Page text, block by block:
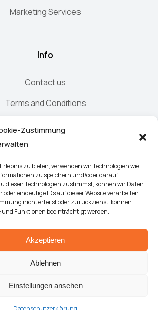
Zustimmung
zu bieten, verwenden wir Technologien wie
zu speichern und/oder darauf
diesen Technologien zustimmst, können wir Daten
eindeutige IDs auf dieser Website verarbeiten.
nicht erteilst oder zurückziehst, können
Funktionen beeinträchtigt werden.
Akzeptieren
Ablehnen
Einstellungen ansehen
Marketing Services
Info
Contact us
Terms and Conditions
Demo design system
Demo design system